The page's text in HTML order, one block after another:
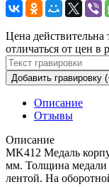
Цена действительна
отличаться от цен в
Добавить гравировку
Описание
Отзывы
Описание
MK412 Медаль
мм. Толщина медали
лентой. На